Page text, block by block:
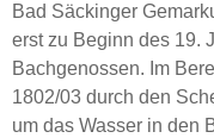
Bad Säckinger
erst zu Beginn des 19.
Bachgenossen. Im
1802/03 durch den
um das Wasser in den